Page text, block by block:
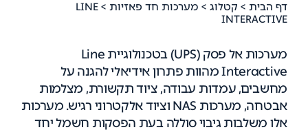
דף הבית > קטלוג > מערכות חד פאזיות
> LINE
INTERACTIVE
מערכות אל פסק (UPS) בטכנולוגיית Line
Interactive מהוות פתרון אידיאלי להגנה על
מחשבים, עמדות עבודה, ציוד תקשורת, מצלמות
אבטחה, מערכות NAS וציוד אלקטרוני רגיש. מערכות
אלו משלבות גיבוי סוללה בעת הפסקות חשמל יחד